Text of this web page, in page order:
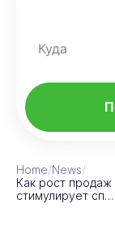
Куда
Home/News/
Как рост
стимулирует сп…